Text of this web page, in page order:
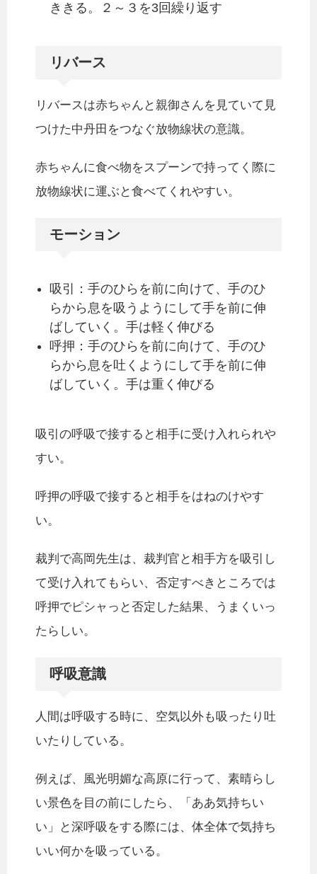
ききる。２～３を3回繰り返す
リバース
リバースは赤ちゃんと親御さんを見ていて見
つけた中丹田をつなぐ放物線状の意識。
赤ちゃんに食べ物をスプーンで持ってく際に
放物線状に運ぶと食べてくれやすい。
モーション
吸引：手のひらを前に向けて、手のひ
らから息を吸うようにして手を前に伸
ばしていく。手は軽く伸びる
呼押：手のひらを前に向けて、手のひ
らから息を吐くようにして手を前に伸
ばしていく。手は重く伸びる
吸引の呼吸で接すると相手に受け入れられや
すい。
呼押の呼吸で接すると相手をはねのけやす
い。
裁判で高岡先生は、裁判官と相手方を吸引し
て受け入れてもらい、否定すべきところでは
呼押でピシャっと否定した結果、うまくいっ
たらしい。
呼吸意識
人間は呼吸する時に、空気以外も吸ったり吐
いたりしている。
例えば、風光明媚な高原に行って、素晴らし
い景色を目の前にしたら、「ああ気持ちい
い」と深呼吸をする際には、体全体で気持ち
いい何かを吸っている。